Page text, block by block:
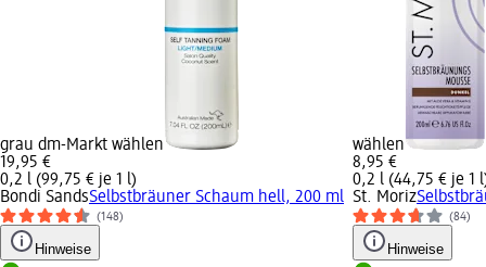
grau dm-Markt wählen
19,95 €
0,2 l (99,75 € je 1 l)
Bondi SandsSelbstbräuner Schaum hell, 200 ml
(148)
Hinweise
wählen
8,95 €
0,2 l (44,75 € je 1
St. Moriz
(84)
Hinweise